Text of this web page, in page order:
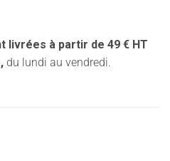
livrées à partir de 49 € HT
du lundi au vendredi.